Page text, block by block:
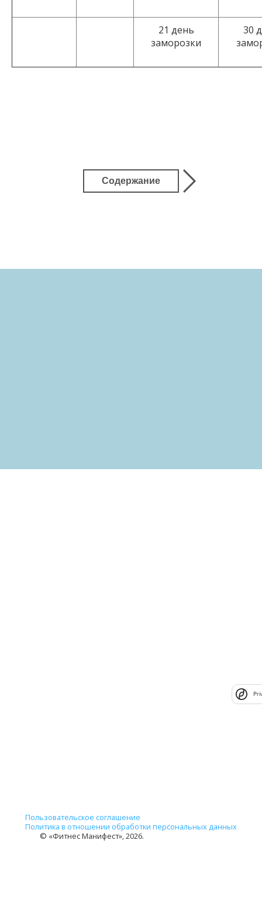
21 день
заморозки
30
Содержание
Пользовательское соглашение
Политика в отношении обработки персональных данных
© «Фитнес Манифест», 2026.